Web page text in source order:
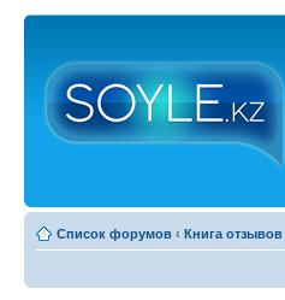
Список форумов ‹ Книга отзывов